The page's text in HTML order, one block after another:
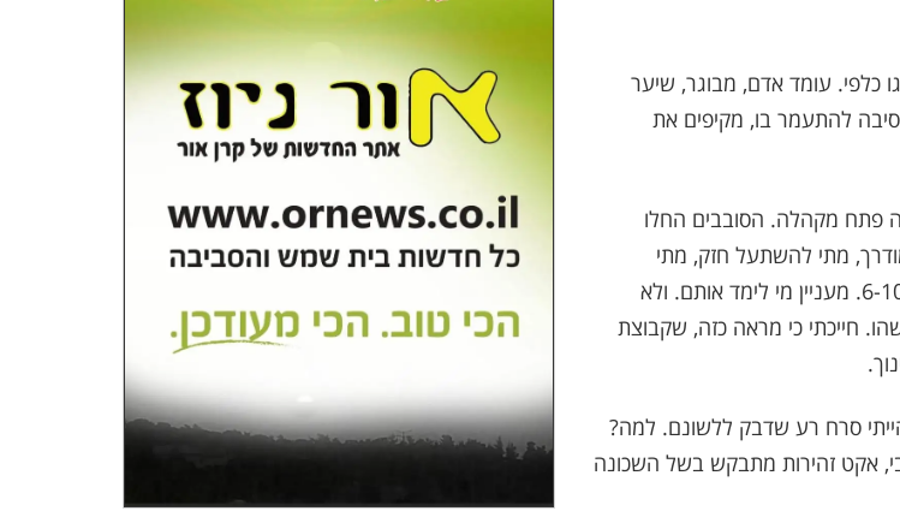
כלפי. עומד אדם, מבוגר, שיער
סיבה להתעמר בו, מקיפים את
פתח מקהלה. הסובבים החלו
מתי להשתעל חזק, מתי
להנמיך, מתי לפלוט הבל פה החוצה ומתי לכוון לתוך השרוול. ילדים בני 6-10. מעניין מי לימד אותם. ולא
חייכתי כי מראה כזה, שקבוצת
הייתי סרח רע שדבק ללשונם. למה?
אקט זהירות מתבקש בשל השכונה